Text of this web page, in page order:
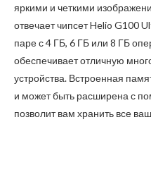
яркими и четкими
отвечает чипсет Helio G100
паре с 4 ГБ, 6 ГБ или 8 ГБ
обеспечивает отличную
устройства. Встроенная
и может быть расширена с
позволит вам хранить все